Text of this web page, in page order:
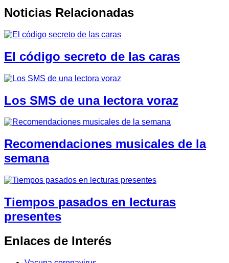
Noticias Relacionadas
El código secreto de las caras
Los SMS de una lectora voraz
Recomendaciones musicales de la
semana
Tiempos pasados en lecturas
presentes
Enlaces de Interés